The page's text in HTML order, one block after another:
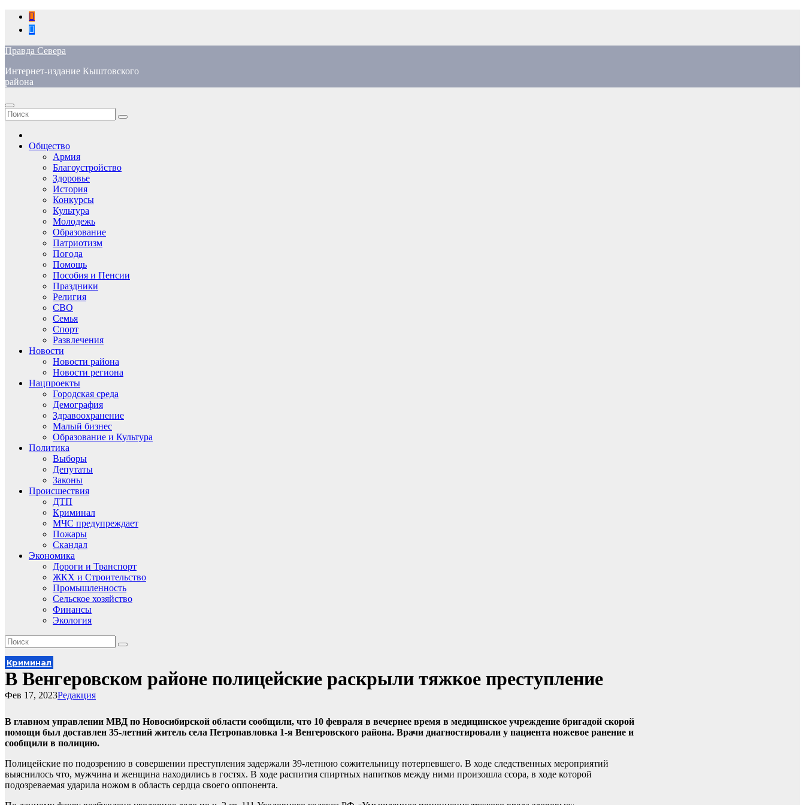
Перейти
содержимому
Правда Севера
Интернет-издание Кыштовского
района
Общество
Армия
Благоустройство
Здоровье
История
Конкурсы
Культура
Молодежь
Образование
Патриотизм
Погода
Помощь
Пособия и Пенсии
Праздники
Религия
СВО
Семья
Спорт
Развлечения
Новости
Новости района
Новости региона
Нацпроекты
Городская среда
Демография
Здравоохранение
Малый бизнес
Образование и Культура
Политика
Выборы
Депутаты
Законы
Происшествия
ДТП
Криминал
МЧС предупреждает
Пожары
Скандал
Экономика
Дороги и Транспорт
ЖКХ и Строительство
Промышленность
Сельское хозяйство
Финансы
Экология
Криминал
В Венгеровском районе полицейские раскрыли тяжкое преступление
Редакция
Фев 17, 2023
В главном управлении МВД по Новосибирской области сообщили, что 10 февраля в вечернее время в медицинское учреждение бригадой скорой
помощи был доставлен 35-летний житель села Петропавловка 1-я Венгеровского района. Врачи диагностировали у пациента ножевое ранение и
сообщили в полицию.
Полицейские по подозрению в совершении преступления задержали 39-летнюю сожительницу потерпевшего. В ходе следственных мероприятий
выяснилось что, мужчина и женщина находились в гостях. В ходе распития спиртных напитков между ними произошла ссора, в ходе которой
подозреваемая ударила ножом в область сердца своего оппонента.